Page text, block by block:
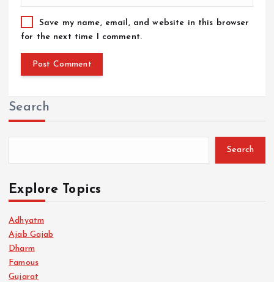
Save my name, email, and website in this browser
for the next time I comment.
Search
Search
Explore Topics
Adhyatm
Ajab Gajab
Dharm
Famous
Gujarat